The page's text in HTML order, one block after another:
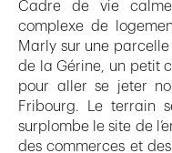
Cadre de vie
complexe de
Marly sur une parcelle
de la Gérine, un petit
pour aller se jeter
Fribourg. Le terrain
surplombe le site de
des commerces et